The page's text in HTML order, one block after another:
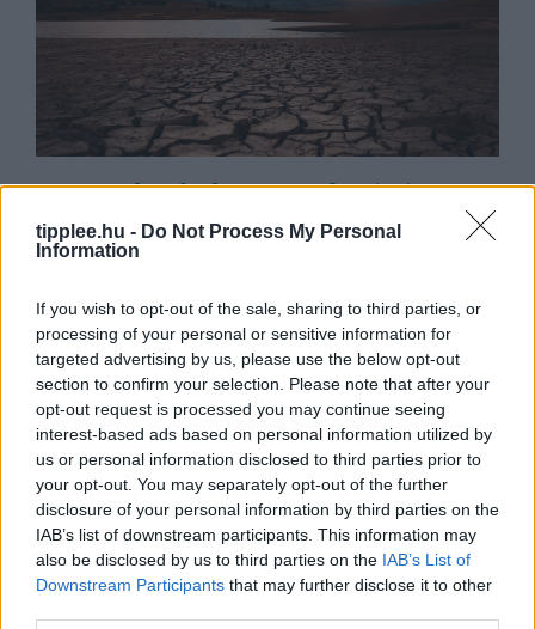
tipplee.hu - Do Not Process My Personal
Information
If you wish to opt-out of the sale, sharing to third parties, or
processing of your personal or sensitive information for
targeted advertising by us, please use the below opt-out
section to confirm your selection. Please note that after your
opt-out request is processed you may continue seeing
interest-based ads based on personal information utilized by
us or personal information disclosed to third parties prior to
your opt-out. You may separately opt-out of the further
disclosure of your personal information by third parties on the
IAB’s list of downstream participants. This information may
also be disclosed by us to third parties on the IAB’s List of
Downstream Participants that may further disclose it to other
Duna Rekord Alacsony Vízszintje:
Bénul a Paksi Atomerőmű
A Duna vízszintje rekordalacsony szintre süllyedt
kénytelen volt leállítani egyetlen atomerőművét, a
Paksi Atomerőművet. A szovjet korszakból származó
reaktorok
Rooby
augusztus 5, 2026